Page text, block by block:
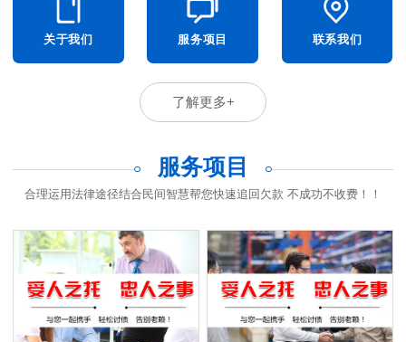
关于我们 服务项目 联系我们
了解更多+
服务项目
合理运用法律途径结合民间智慧帮您快速追回欠款 不成功不收费！！